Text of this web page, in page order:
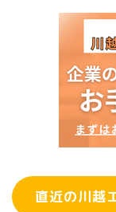
直近の川越